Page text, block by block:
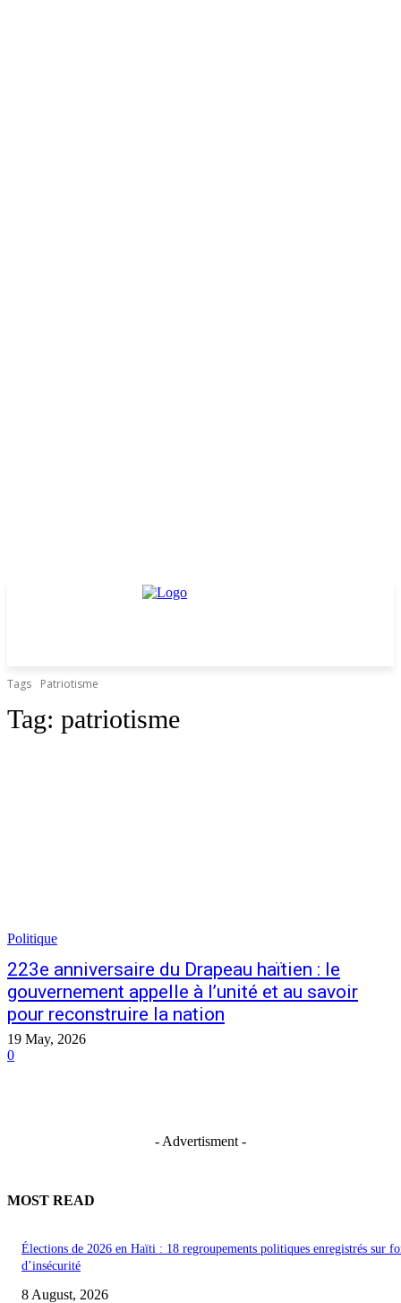
Tags Patriotisme
Tag: patriotisme
Politique
223e anniversaire du Drapeau haïtien : le
gouvernement appelle à l’unité et au savoir
pour reconstruire la nation
19 May, 2026
0
- Advertisment -
MOST READ
Élections de 2026 en Haïti : 18 regroupements politiques enregistrés sur
d’insécurité
8 August, 2026